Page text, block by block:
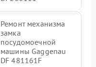
Ремонт механизма
замка
посудомоечной
машины Gaggenau
DF 481161F